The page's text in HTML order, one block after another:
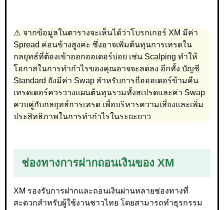
⚠️ จากข้อมูลในตารางจะเห็นได้ว่าโบรกเกอร์ XM มีค่า
Spread ค่อนข้างสูงค่ะ ซึ่งอาจเพิ่มต้นทุนการเทรดใน
กลยุทธ์ที่ต้องเข้าออกออเดอร์บ่อย เช่น Scalping ทำให้
โอกาสในการทำกำไรของคุณอาจจะลดลง อีกทั้ง บัญชี
Standard ยังมีค่า Swap สำหรับการถือออเดอร์ข้ามคืน
เทรดเดอร์ควรวางแผนต้นทุนรวมทั้งสเปรดและค่า Swap
ควบคู่กับกลยุทธ์การเทรด เพื่อบริหารความเสี่ยงและเพิ่ม
ประสิทธิภาพในการทำกำไรในระยะยาว
ช่องทางการฝากถอนเงินของ XM
XM รองรับการฝากและถอนเงินผ่านหลายช่องทางที่
สะดวกสำหรับผู้ใช้งานชาวไทย โดยสามารถทำธุรกรรม